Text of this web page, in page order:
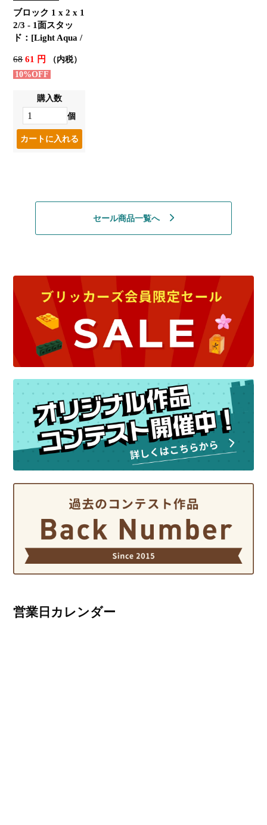
ブロック 1 x 2 x 1
2/3 - 1面スタッ
ド：[Light Aqua /
6861 円
（内税）
10%OFF
購入数
個
セール商品一覧へ
営業日カレンダー